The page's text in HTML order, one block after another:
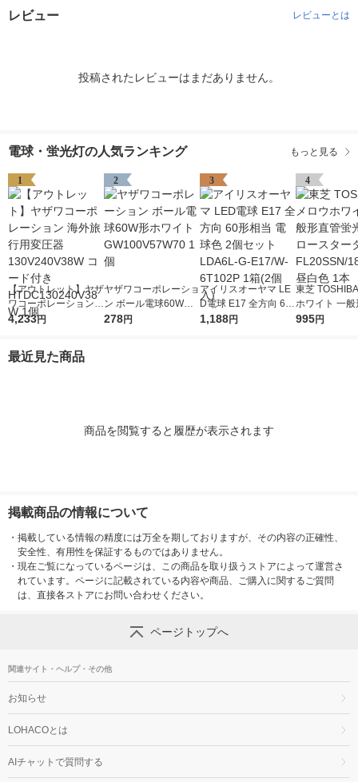
レビュー レビューとは
投稿されたレビューはまだありません。
電球・蛍光灯の人気ランキング もっと見る
1
【アウトレット】ヤザ
ワコーポレーション
海外旅行用変圧器130
W 1個
4,233円
2
ヤザワコーポレーショ
ン ボール電球60W形
ホワイト GW100V57
278円
3
アイリスオーヤマ LE
D電球 E17 全方向 60
形相当 電球色 2個セ
1,188円
4
東芝
ホワイト 一般
蛍光灯 グロー
995円
最近見た商品
商品を閲覧すると履歴が表示されます
掲載商品の情報について
・ 掲載している情報の精度には万全を期しておりますが、その内容の正確性、
安全性、有用性を保証するものではありません。
・ 現在ご覧になっているページは、この商品を取り扱うストアによって運営さ
れています。ページに記載されている内容や商品、ご購入に関するご質問
は、直接各ストアにお問い合わせください。
ページトップへ
関連サイト・ヘルプ・その他
お知らせ
LOHACOとは
AIチャットで質問する